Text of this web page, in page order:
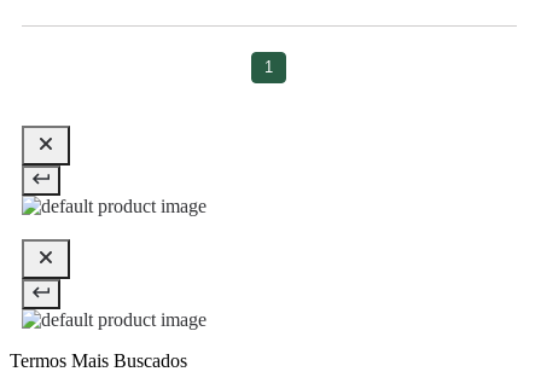
1
Termos Mais Buscados